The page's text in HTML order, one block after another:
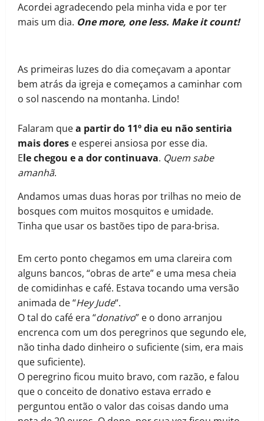
Acordei agradecendo pela minha vida e por ter
mais um dia. One more, one less. Make it count!
As primeiras luzes do dia começavam a apontar
bem atrás da igreja e começamos a caminhar com
o sol nascendo na montanha. Lindo!
Falaram quea partir do 11º dia eu não sentiria
mais dores e esperei ansiosa por esse dia.
Ele chegou e a dor continuava. Quem sabe
amanhã.
Andamos umas duas horas por trilhas no meio de
bosques com muitos mosquitos e umidade.
Tinha que usar os bastões tipo de para-brisa.
Em certo ponto chegamos em uma clareira com
alguns bancos, “obras de arte” e uma mesa cheia
de comidinhas e café. Estava tocando uma versão
animada de “Hey Jude“.
O tal do café era “donativo” e o dono arranjou
encrenca com um dos peregrinos que segundo ele,
não tinha dado dinheiro o suficiente (sim, era mais
que suficiente).
O peregrino ficou muito bravo, com razão, e falou
que o conceito de donativo estava errado e
perguntou então o valor das coisas dando uma